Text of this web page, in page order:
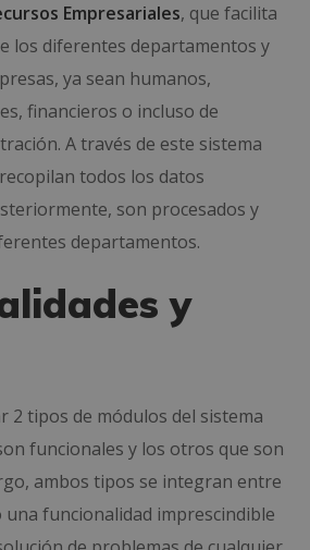
Empresariales, que facilita
los diferentes departamentos y
ya sean humanos,
financieros o incluso de
A través de este sistema
todos los datos
son procesados y
departamentos.
y
2 tipos de módulos del sistema
funcionales y los otros que son
ambos tipos se integran entre
funcionalidad imprescindible